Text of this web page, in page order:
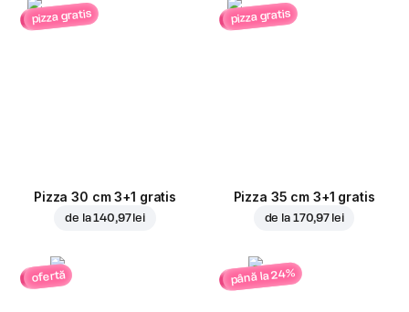
pizza gratis
Pizza 30 cm 3+1 gratis
de la140,97 lei
pizza gratis
Pizza 35 cm 3+1 gratis
de la 170,97 lei
ofertă până la 24%